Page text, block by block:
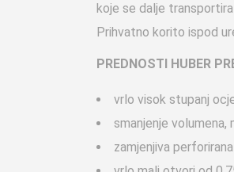
koje se dalje
Prihvatno korito ispod
PREDNOSTI HUBER
vrlo visok stupanj
smanjenje volumena,
zamjenjiva